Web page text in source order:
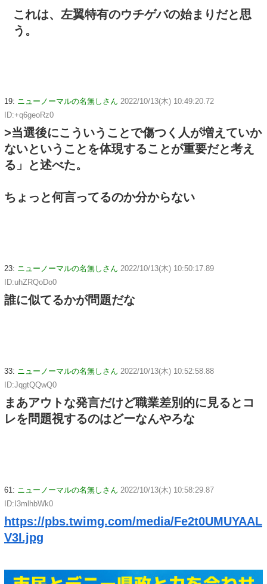
これは、左翼特有のウチゲバの始まりだと思
う。
19: ニューノーマルの名無しさん 2022/10/13(木) 10:49:20.72
ID:+q6geoRz0
>当選後にこういうことで傷つく人が増えていか
ないということを体現することが重要だと考え
る」と述べた。
ちょっと何言ってるのか分からない
23: ニューノーマルの名無しさん 2022/10/13(木) 10:50:17.89
ID:uhZRQoDo0
誰に似てるかが問題だな
33: ニューノーマルの名無しさん 2022/10/13(木) 10:52:58.88
ID:JqgtQQwQ0
まあアウトな発言だけど職業差別的に見るとコ
レを問題視するのはどーなんやろな
61: ニューノーマルの名無しさん 2022/10/13(木) 10:58:29.87
ID:I3mlhbWk0
https://pbs.twimg.com/media/Fe2t0UMUYAAL
V3I.jpg